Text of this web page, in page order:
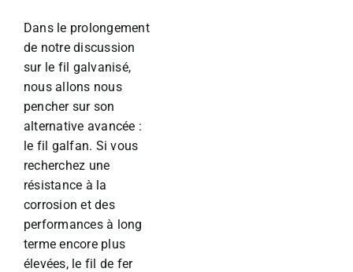
Dans le prolongement
de notre discussion
sur le fil galvanisé,
nous allons nous
pencher sur son
alternative avancée :
le fil galfan. Si vous
recherchez une
résistance à la
corrosion et des
performances à long
terme encore plus
élevées, le fil de fer